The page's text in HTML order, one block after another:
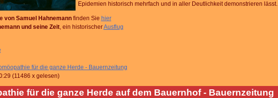
Epidemien historisch mehrfach und in aller Deutlichkeit demonstrieren lässt.
von Samuel Hahnemannfinden Sie hier
und seine Zeit, ein historischerAusflug
für die ganze Herde - Bauernzeitung
(11486 x gelesen)
für die ganze Herde auf dem Bauernhof - Bauernzeitung